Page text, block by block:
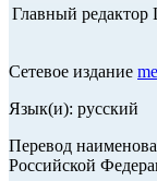
Главный
Сетевое издание
Язык(и): русский
Перевод
Российской